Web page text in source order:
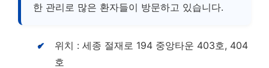
한 관리로 많은 환자들이 방문하고 있습니다.
위치 : 세종 절재로 194 중앙타운 403호, 404
호